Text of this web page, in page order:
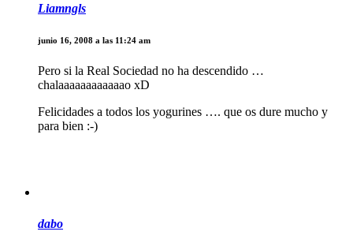
Liamngls
junio 16, 2008 a las 11:24 am
Pero si la Real Sociedad no ha descendido …
chalaaaaaaaaaaaao xD
Felicidades a todos los yogurines …. que os dure mucho y
para bien :-)
dabo